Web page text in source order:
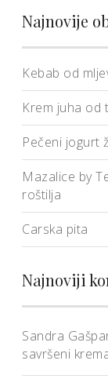
Najnovije
Kebab od
Krem juha od
Pečeni jogurt
Mazalice by
roštilja
Carska pita
Najnoviji
Sandra
savršeni